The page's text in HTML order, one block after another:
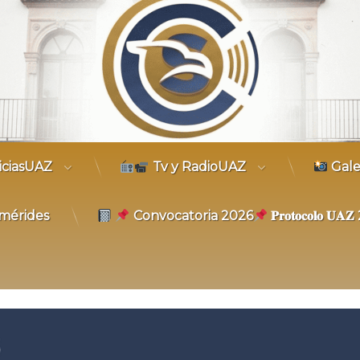
Tv y RadioUAZ
Convocatoria 2026 𝐏𝐫𝐨𝐭𝐨𝐜𝐨𝐥𝐨